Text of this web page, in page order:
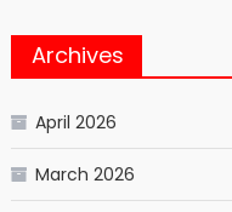
Archives
April 2026
March 2026